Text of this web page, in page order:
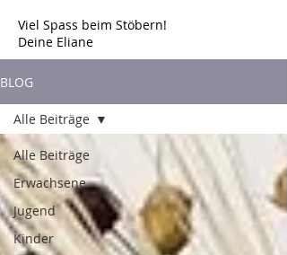
Viel Spass beim Stöbern!
Deine Eliane
BLOG
Alle Beiträge
Erwachsene
Jugend
Kinder
Alle Beiträge